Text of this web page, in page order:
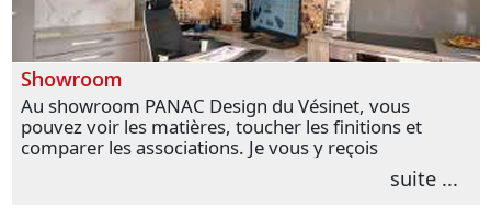
Showroom
Au showroom PANAC Design du Vésinet, vous
pouvez voir les matières, toucher les finitions et
comparer les associations. Je vous y reçois
personnellement pour parler de votre projet et
transformer vos premières idées en choix plussuite ...